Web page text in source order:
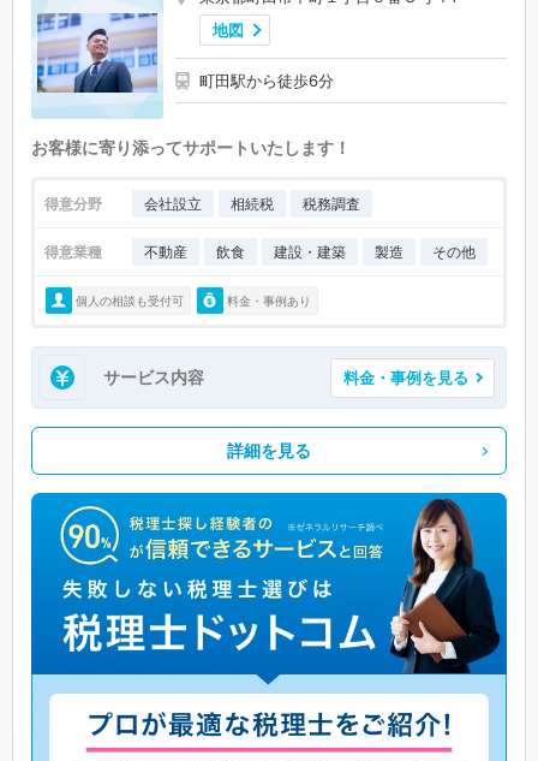
地図
町田駅から徒歩6分
お客様に寄り添ってサポートいたします！
得意分野 会社設立 相続税 税務調査
得意業種 不動産 飲食 建設・建築 製造 その他
個人の相談も受付可 料金・事例あり
サービス内容 料金・事例を見る
詳細を見る